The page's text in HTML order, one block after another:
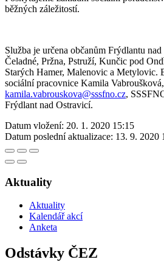
běžných záležitostí.
Služba je určena občanům Frýdlantu
Čeladné, Pržna, Pstruží, Kunčic pod
Starých Hamer, Malenovic a Metylovic.
sociální pracovnice Kamila
kamila.vabrouskova@sssfno.cz,
Frýdlant nad Ostravicí.
Datum vložení: 20. 1. 2020 15:15
Datum poslední aktualizace: 13. 9. 2020
Aktuality
Aktuality
Kalendář akcí
Anketa
Odstávky ČEZ